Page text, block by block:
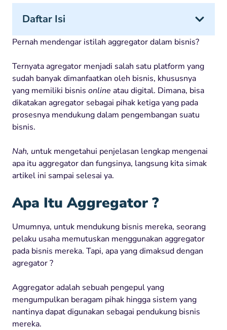
Pernah mendengar istilah aggregator dalam bisnis?
Ternyata agregator menjadi salah satu platform yang
sudah banyak dimanfaatkan oleh bisnis, khususnya
yang memiliki bisnis online atau digital. Dimana, bisa
dikatakan agregator sebagai pihak ketiga yang pada
prosesnya mendukung dalam pengembangan suatu
bisnis.
Nah, untuk mengetahui penjelasan lengkap mengenai
apa itu aggregator dan fungsinya, langsung kita simak
artikel ini sampai selesai ya.
Apa Itu Aggregator ?
Umumnya, untuk mendukung bisnis mereka, seorang
pelaku usaha memutuskan menggunakan aggregator
pada bisnis mereka. Tapi, apa yang dimaksud dengan
agregator ?
Aggregator adalah sebuah pengepul yang
mengumpulkan beragam pihak hingga sistem yang
nantinya dapat digunakan sebagai pendukung bisnis
mereka.
Daftar Isi